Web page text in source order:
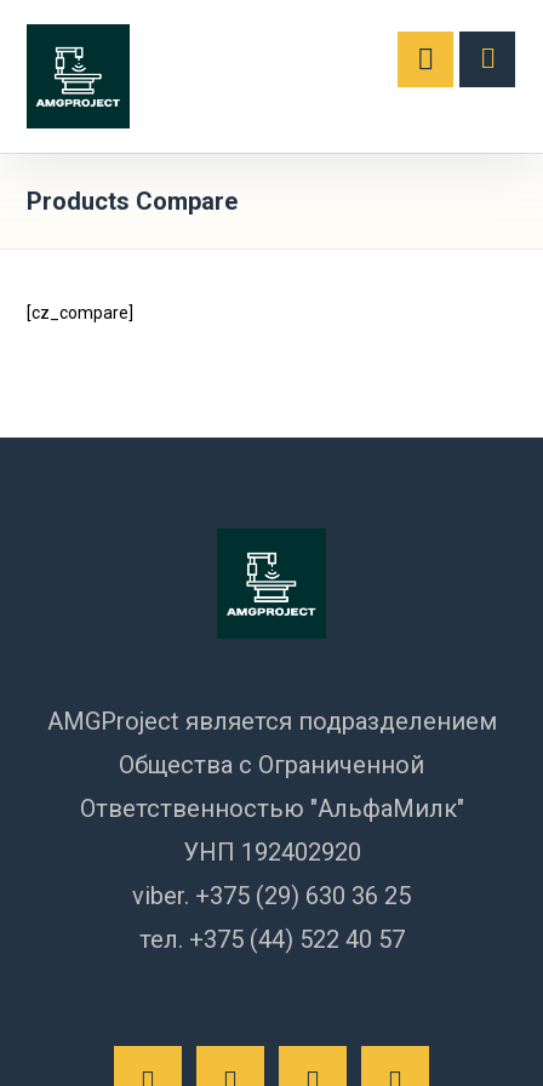
Products Compare
[cz_compare]
AMGProject является подразделением
Общества с Ограниченной
Ответственностью "АльфаМилк"
УНП 192402920
viber. +375 (29) 630 36 25
тел. +375 (44) 522 40 57